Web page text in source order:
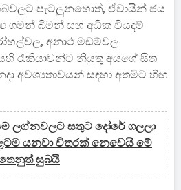
පැටලුනහොත්, ඒවායින් ජය
ගමන් බිමන් සහ අධික වියදම්
අනාථ මඩම්වල
රැකියාවන්ට නියුතු අයගේ සිත
අවශ්‍යතාවයන් සඳහා අතමිට හිඟ
ලග්නවලට සතුට දෝරේ ගලලා
යනවා විතරක් නෙවෙයි මේ
සුබයි